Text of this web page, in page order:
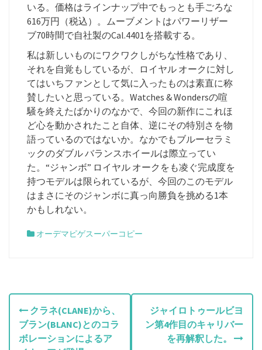
いる。価格はラインナップ中でもっとも手ごろな
616万円（税込）。ムーブメントはパワーリザー
ブ70時間で自社製のCal.4401を搭載する。
私は新しいものにワクワクしがちな性格であり、
それを自覚もしているが、ロイヤル オークに対し
てはいちファンとして気に入ったものは素直に称
賛したいと思っている。Watches & Wondersの喧
騒を終えたばかりのなかで、今回の新作にこれほ
ど心を動かされたこと自体、逆にその特別さを物
語っているのではないか。なかでもブルーセラミ
ックのダブル バランスホイールは際立ってい
た。“ジャンボ” ロイヤル オークをも凌ぐ完成度を
持つモデルは限られているが、今回のこのモデル
はまさにそのジャンボに真っ向勝負を挑める1本
かもしれない。
オーデマピゲスーパーコピー
投
稿
クラネ(CLANE)から、
ブラン(BLANC)とのコラ
ボレーションによるア
ジャイロトゥールビヨ
ン第4作目のキャリバー
を再解釈した。